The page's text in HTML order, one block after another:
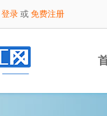
登录 或 免费注册